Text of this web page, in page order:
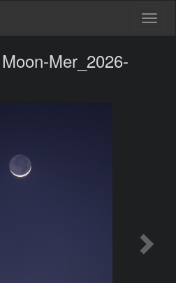
Moon-Mer_2026-